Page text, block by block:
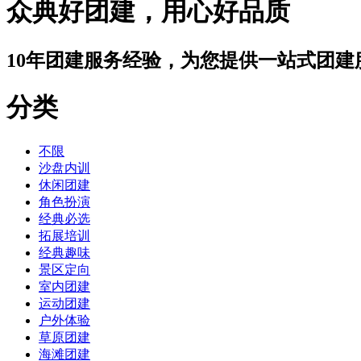
众典好团建，用心好品质
10年团建服务经验，为您提供一站式团建
分类
不限
沙盘内训
休闲团建
角色扮演
经典必选
拓展培训
经典趣味
景区定向
室内团建
运动团建
户外体验
草原团建
海滩团建